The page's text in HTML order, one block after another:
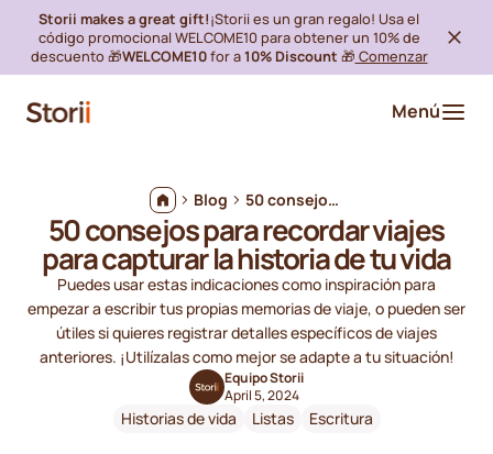
Storii makes a great gift!¡Storii es un gran regalo! Usa el
código promocional WELCOME10 para obtener un 10% de
descuento 🎁WELCOME10for a10% Discount 🎁 Comenzar
Menú
Blog 50 consejos para recordar viajes para capturar la historia de tu vida
50 consejos para recordar viajes
para capturar la historia de tu vida
Puedes usar estas indicaciones como inspiración para
empezar a escribir tus propias memorias de viaje, o pueden ser
útiles si quieres registrar detalles específicos de viajes
anteriores. ¡Utilízalas como mejor se adapte a tu situación!
Equipo Storii
April 5, 2024
Historias de vida Listas Escritura